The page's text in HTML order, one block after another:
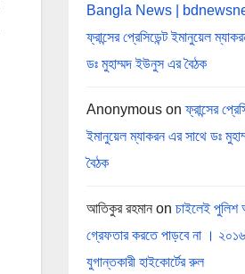
Bangla News |
ফ্রান্সের প্রেসিডেন্ট ইমানুয়েল
ডঃ মুহাম্মদ ইউনুস এর বৈঠক
Anonymousonফ্রান্সের
ইমানুয়েল ম্যাকরন এর সাথে ডঃ
বৈঠক
আতিকুর রহমানon চাইলেই পুলিশ
গ্রেফতার করতে পাড়বে না ।
যুগান্তকারী হাইকোর্টের রুল